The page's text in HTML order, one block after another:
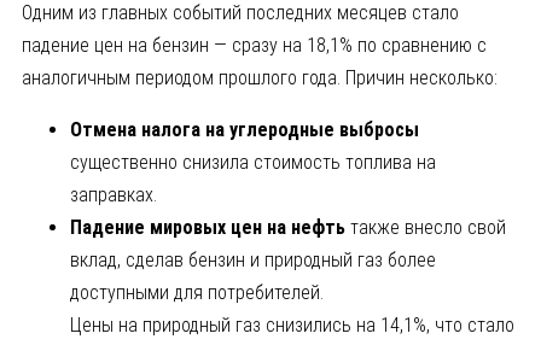
Одним из главных событий последних месяцев стало
падение цен на бензин — сразу на 18,1% по сравнению с
аналогичным периодом прошлого года. Причин несколько:
Отмена налога на углеродные выбросы
существенно снизила стоимость топлива на
заправках.
Падение мировых цен на нефть также внесло свой
вклад, сделав бензин и природный газ более
доступными для потребителей.
Цены на природный газ снизились на 14,1%, что стало